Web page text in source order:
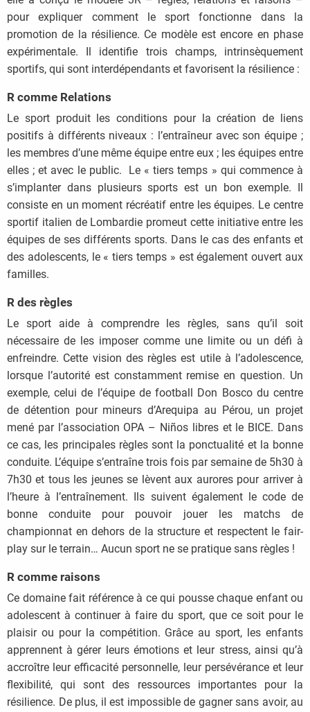
pour expliquer comment le sport fonctionne dans la
promotion de la résilience. Ce modèle est encore en phase
expérimentale. Il identifie trois champs, intrinsèquement
sportifs, qui sont interdépendants et favorisent la résilience :
R comme Relations
Le sport produit les conditions pour la création de liens
positifs à différents niveaux : l’entraîneur avec son équipe ;
les membres d’une même équipe entre eux ; les équipes entre
elles ; et avec le public. Le « tiers temps » qui commence à
s’implanter dans plusieurs sports est un bon exemple. Il
consiste en un moment récréatif entre les équipes. Le centre
sportif italien de Lombardie promeut cette initiative entre les
équipes de ses différents sports. Dans le cas des enfants et
des adolescents, le « tiers temps » est également ouvert aux
familles.
R des règles
Le sport aide à comprendre les règles, sans qu’il soit
nécessaire de les imposer comme une limite ou un défi à
enfreindre. Cette vision des règles est utile à l’adolescence,
lorsque l’autorité est constamment remise en question. Un
exemple, celui de l’équipe de football Don Bosco du centre
de détention pour mineurs d’Arequipa au Pérou, un projet
mené par l’association OPA – Niños libres et le BICE. Dans
ce cas, les principales règles sont la ponctualité et la bonne
conduite. L’équipe s’entraîne trois fois par semaine de 5h30 à
7h30 et tous les jeunes se lèvent aux aurores pour arriver à
l’heure à l’entraînement. Ils suivent également le code de
bonne conduite pour pouvoir jouer les matchs de
championnat en dehors de la structure et respectent le fair-
play sur le terrain… Aucun sport ne se pratique sans règles !
R comme raisons
Ce domaine fait référence à ce qui pousse chaque enfant ou
adolescent à continuer à faire du sport, que ce soit pour le
plaisir ou pour la compétition. Grâce au sport, les enfants
apprennent à gérer leurs émotions et leur stress, ainsi qu’à
accroître leur efficacité personnelle, leur persévérance et leur
flexibilité, qui sont des ressources importantes pour la
résilience. De plus, il est impossible de gagner sans avoir, au